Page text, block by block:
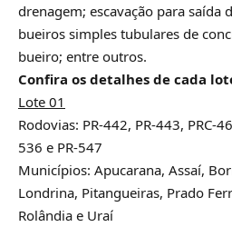
drenagem; escavação para saída
bueiros simples tubulares de
bueiro; entre outros.
Confira os detalhes de cada
Lote 01
Rodovias: PR-442, PR-443, PRC-
536 e PR-547
Municípios: Apucarana, Assaí,
Londrina, Pitangueiras, Prado
Rolândia e Uraí